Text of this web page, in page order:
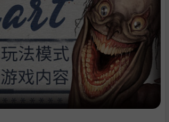
没什么不同
好迎接他们的到来